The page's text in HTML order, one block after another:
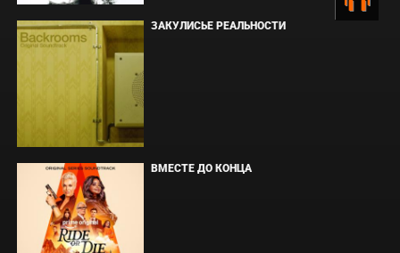
ЗАКУЛИСЬЕ РЕАЛЬНОСТИ
ВМЕСТЕ ДО КОНЦА